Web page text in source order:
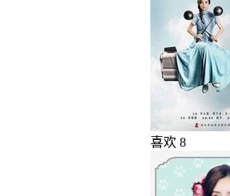
喜欢 8